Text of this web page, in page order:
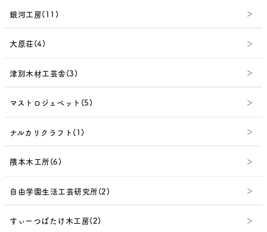
銀河工房(11)
大原荘(4)
津別木材工芸舎(3)
マストロジェペット(5)
ナルカリクラフト(1)
隈本木工所(6)
自由学園生活工芸研究所(2)
すぃーつばたけ木工房(2)